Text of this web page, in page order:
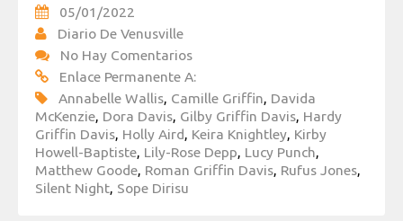
05/01/2022
Diario De Venusville
No Hay Comentarios
Enlace Permanente A:
Annabelle Wallis, Camille Griffin, Davida
McKenzie, Dora Davis, Gilby Griffin Davis, Hardy
Griffin Davis, Holly Aird, Keira Knightley, Kirby
Howell-Baptiste, Lily-Rose Depp, Lucy Punch,
Matthew Goode, Roman Griffin Davis, Rufus Jones,
Silent Night, Sope Dirisu